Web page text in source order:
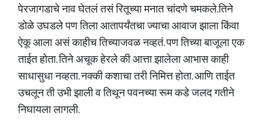
पेरजागडाचे नाव घेतलं तसं रितूच्या मनात चांदणे चमकले.तिने
डोळे उघडले पण तिला आतापर्यंतचा ज्याचा आवाज झाला किंवा
ऐकू आला असं काहीच तिच्याजवळ नव्हतं. पण तिच्या बाजूला एक
ताईत होता. तिने अचूक हेरले की आत्ता झालेला आभास काही
साधासुधा नव्हता. नक्की कशाचा तरी निमित्त होता. आणि ताईत
उचलून ती उभी झाली व तिथून पवनच्या रूम कडे जलद गतीने
निघायला लागली.